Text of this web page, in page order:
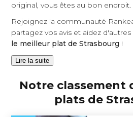
original, vous êtes au bon endroit.
Rejoignez la communauté
partagez vos avis et aidez
le meilleur plat de Strasbourg !
Lire la suite
Notre classement
plats de